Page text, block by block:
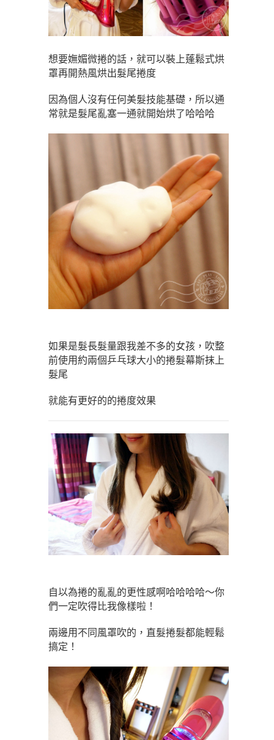
想要嫵媚微捲的話，就可以裝上蓬鬆式烘
罩再開熱風烘出髮尾捲度
因為個人沒有任何美髮技能基礎，所以通
常就是髮尾亂塞一通就開始烘了哈哈哈
如果是髮長髮量跟我差不多的女孩，吹整
前使用約兩個乒乓球大小的捲髮幕斯抹上
髮尾
就能有更好的的捲度效果
自以為捲的亂亂的更性感啊哈哈哈哈～你
們一定吹得比我像樣啦！
兩邊用不同風罩吹的，直髮捲髮都能輕鬆
搞定！